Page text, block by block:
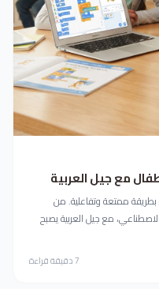
مع جيل العربية
ممتعة وتفاعلية. من
مع جيل العربية يصبح
7دقيقة قراءة